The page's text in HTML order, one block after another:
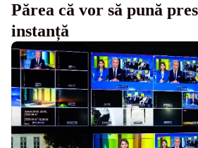
Părea că vor să pună
instanță